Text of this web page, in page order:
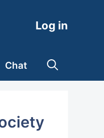
Log in
Chat